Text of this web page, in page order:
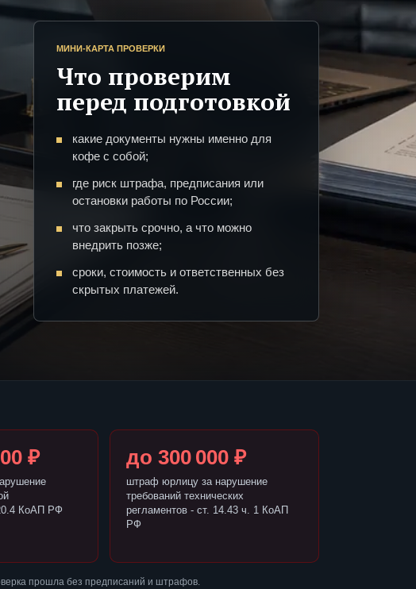
МИНИ-КАРТА ПРОВЕРКИ
Что проверим
перед подготовкой
какие документы нужны именно для
кофе с собой;
где риск штрафа, предписания или
остановки работы по России;
что закрыть срочно, а что можно
внедрить позже;
сроки, стоимость и ответственных без
скрытых платежей.
₽
КоАП РФ
до 300 000 ₽
штраф юрлицу за нарушение
требований технических
регламентов - ст. 14.43 ч. 1 КоАП
РФ
прошла без предписаний и штрафов.